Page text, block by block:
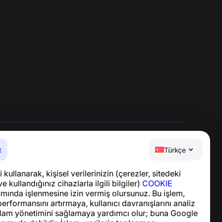
Türkçe
kullanarak, kişisel verilerinizin (çerezler, sitedeki
kullandığınız cihazlarla ilgili bilgiler) COOKIE
işlenmesine izin vermiş olursunuz. Bu işlem,
artırmaya, kullanıcı davranışlarını analiz
yönetimini sağlamaya yardımcı olur; buna Google
Haberler ve Makaleler
Proje hakkında
İletişim